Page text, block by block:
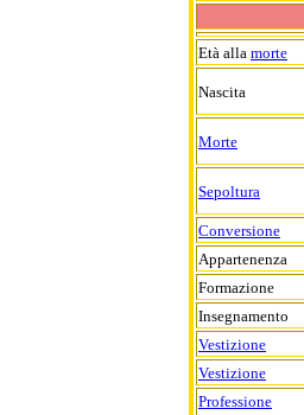
Età alla morte
Nascita
Morte
Sepoltura
Conversione
Appartenenza
Formazione
Insegnamento
Vestizione
Vestizione
Professione